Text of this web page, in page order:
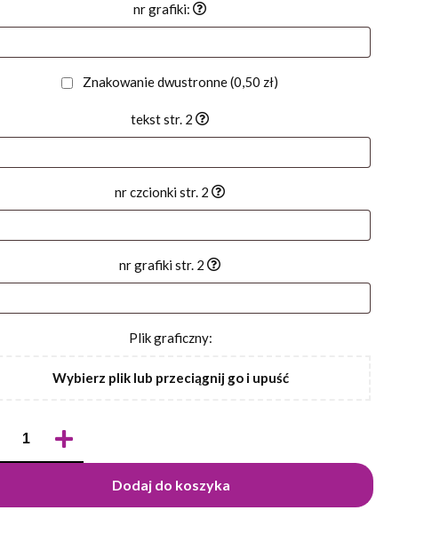
nr grafiki:
Znakowanie dwustronne(0,50 zł)
tekst str. 2
nr czcionki str. 2
nr grafiki str. 2
Plik graficzny:
Wybierz plik lub przeciągnij go i upuść
Dodaj do koszyka